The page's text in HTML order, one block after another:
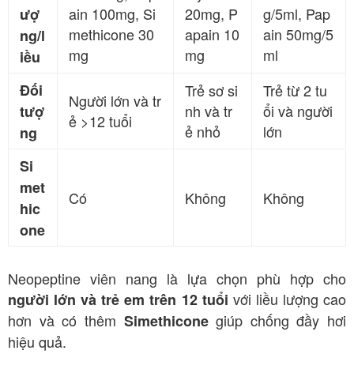
ượ
ng/l
iều
ain 100mg, Si
methicone 30
mg
20mg, P
apain 10
mg
g/5ml, Pap
ain 50mg/5
ml
Đối
tượ
ng
Người lớn và tr
ẻ >12 tuổi
Trẻ sơ si
nh và tr
ẻ nhỏ
Trẻ từ 2 tu
ổi và người
lớn
Si
met
hic
one
Có Không Không
Neopeptine viên nang là lựa chọn phù hợp cho
người lớn và trẻ em trên 12 tuổi với liều lượng cao
hơn và có thêm Simethiconegiúp chống đầy hơi
hiệu quả.